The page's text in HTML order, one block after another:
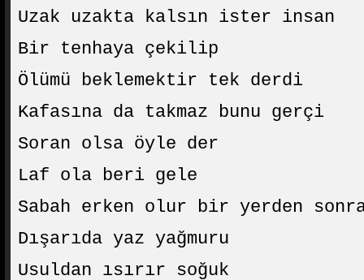
Uzak uzakta kalsın ister insan
Bir tenhaya çekilip
Ölümü beklemektir tek derdi
Kafasına da takmaz bunu gerçi
Soran olsa öyle der
Laf ola beri gele
Sabah erken olur bir yerden
Dışarıda yaz yağmuru
Usuldan ısırır soğuk